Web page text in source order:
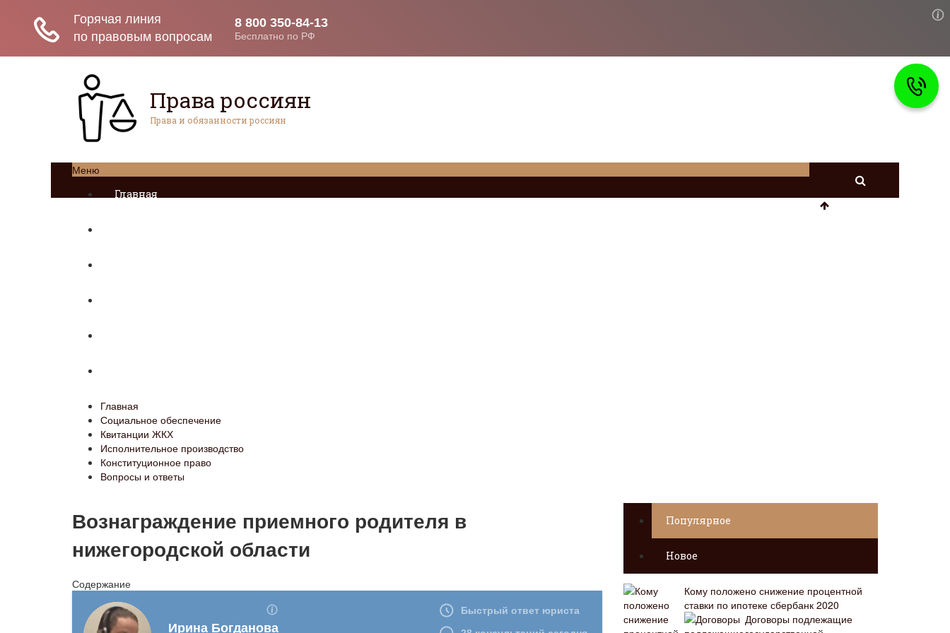
Права россиян
Права и обязанности россиян
Меню
Главная
Главная
Социальное обеспечение
Квитанции ЖКХ
Исполнительное производство
Конституционное право
Вопросы и ответы
Вознаграждение приемного родителя в
нижегородской области
Содержание
Популярное
Новое
Кому положено снижение процентной
ставки по ипотеке сбербанк 2020
Договоры подлежащие